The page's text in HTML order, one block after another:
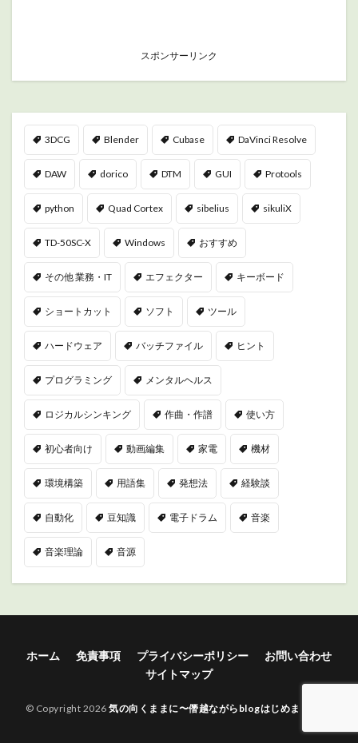
スポンサーリンク
3DCG Blender Cubase DaVinci Resolve
DAW dorico DTM GUI Protools
python Quad Cortex sibelius sikuliX
TD-50SC-X Windows おすすめ
その他 業務・IT エフェクター キーボード
ショートカット ソフト ツール
ハードウェア バッチファイル ヒント
プログラミング メンタルヘルス
ロジカルシンキング 作曲・作譜 使い方
初心者向け 動画編集 家電 機材
環境構築 用語集 発想法 経験談
自動化 豆知識 電子ドラム 音楽
音楽理論 音源
ホーム 免責事項 プライバシーポリシー
お問い合わせ
サイトマップ
© Copyright 2026 気の向くままに〜僭越ながらblogはじめました〜